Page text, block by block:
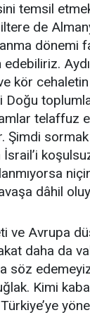
temsil
de
kör
telaffuz
Şimdi
İsrail’i
dâhil
ve Avrupa
daha da
söz
Kimi